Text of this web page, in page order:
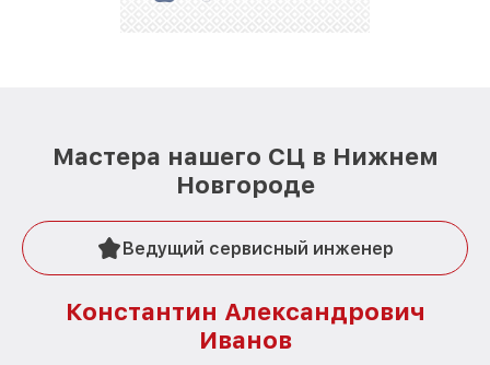
Мастера нашего СЦ в Нижнем
Новгороде
Ведущий сервисный инженер
Константин Александрович
Иванов